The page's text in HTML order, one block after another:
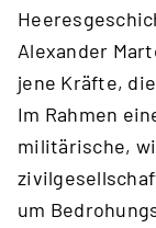
Alexander
jene Kräfte,
Im Rahmen
militärische,
um